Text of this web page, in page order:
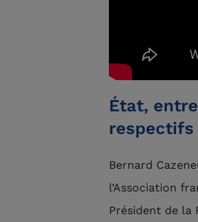
État,
respectifs
Bernard
l’Association
Président de la